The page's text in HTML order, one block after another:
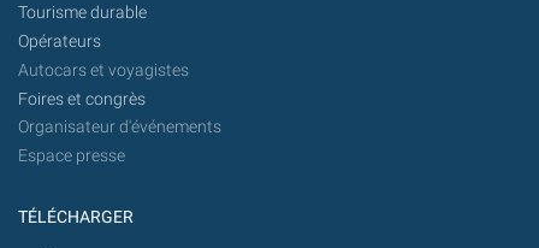
Tourisme durable
Opérateurs
Autocars et voyagistes
Foires et congrès
Organisateur d'événements
Espace presse
TÉLÉCHARGER